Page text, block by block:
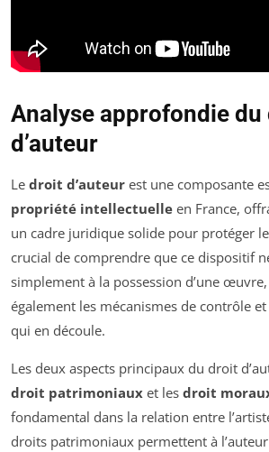
Analyse approfondie
d’auteur
Le droit d’auteur est une composante
propriété intellectuelle en France,
un cadre juridique solide pour protéger
crucial de comprendre que ce dispositif
simplement à la possession d’une
également les mécanismes de contrôle
qui en découle.
Les deux aspects principaux du droit
droit patrimoniaux et les droit
fondamental dans la relation entre
droits patrimoniaux permettent à